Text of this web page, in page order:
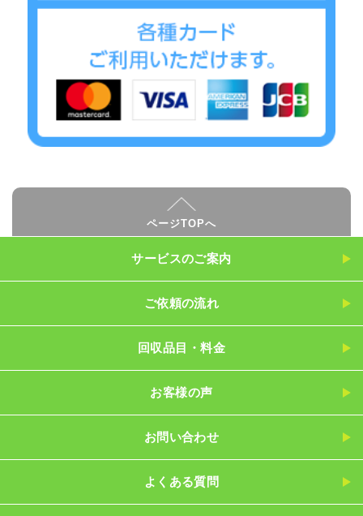
ページTOPへ
サービスのご案内
ご依頼の流れ
回収品目・料金
お客様の声
お問い合わせ
よくある質問